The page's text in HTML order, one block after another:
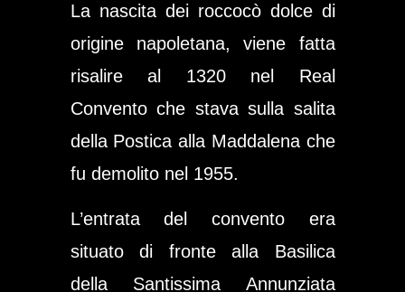
La nascita dei roccocò dolce di
origine napoletana, viene fatta
risalire al 1320 nel Real
Convento che stava sulla salita
della Postica alla Maddalena che
fu demolito nel 1955.
L’entrata del convento era
situato di fronte alla Basilica
della Santissima Annunziata